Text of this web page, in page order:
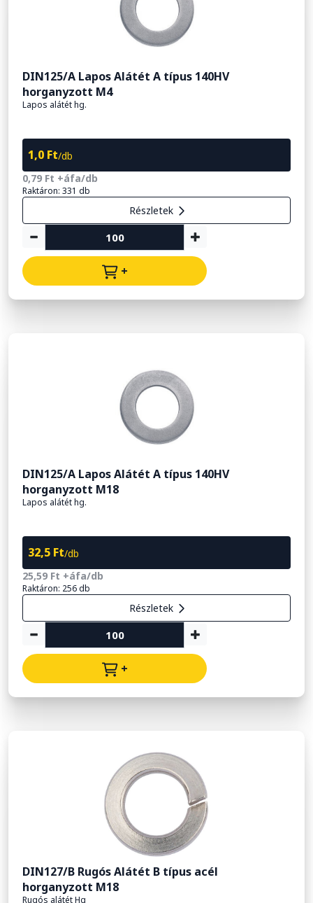
DIN125/A Lapos Alátét A típus 140HV
horganyzott M4
Lapos alátét hg.
1,0 Ft/db
0,79 Ft +áfa/db
Raktáron: 331 db
Részletek
+
DIN125/A Lapos Alátét A típus 140HV
horganyzott M18
Lapos alátét hg.
32,5 Ft/db
25,59 Ft +áfa/db
Raktáron: 256 db
Részletek
+
DIN127/B Rugós Alátét B típus acél
horganyzott M18
Rugós alátét Hg